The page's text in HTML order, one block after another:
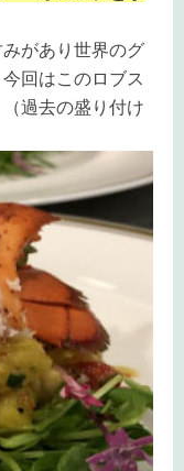
があり世界のグ
回はこのロブス
過去の盛り付け